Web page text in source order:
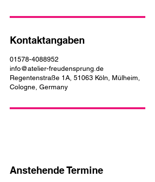
Kontaktangaben
01578-4088952
info@atelier-freudensprung.de
Regentenstraße 1A, 51063 Köln, Mülheim,
Cologne, Germany
Anstehende Termine